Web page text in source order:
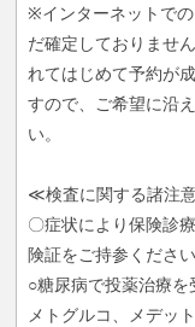
※インターネットで
だ確定しておりませ
れてはじめて予約が
すので、ご希望に沿
い。
≪検査に関する諸注
〇症状により保険診
険証をご持参ください
○糖尿病で投薬治療を
メトグルコ、メデッ